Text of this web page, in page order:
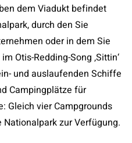
dem Viadukt befindet
durch den Sie
oder in dem Sie
Otis-Redding-Song ‚Sittin‘
und auslaufenden Schiffe
Campingplätze für
Gleich vier Campgrounds
zur Verfügung.